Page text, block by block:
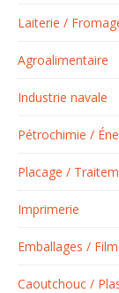
Laiterie /
Agroalimentaire
Industrie navale
Pétrochimie /
Placage /
Imprimerie
Emballages /
Caoutchouc /